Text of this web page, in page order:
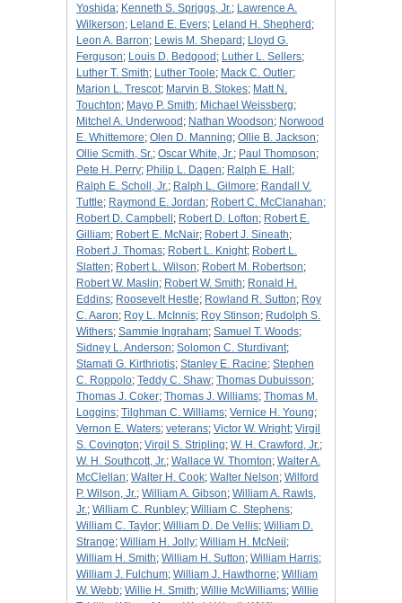
Yoshida; Kenneth S. Spriggs, Jr.; Lawrence A.
Wilkerson; Leland E. Evers; Leland H. Shepherd ;
Leon A. Barron; Lewis M. Shepard ; Lloyd G.
Ferguson; Louis D. Bedgood ; Luther L. Sellers;
Luther T. Smith; Luther Toole; Mack C. Outler;
Marion L. Trescot; Marvin B. Stokes; Matt N.
Touchton; Mayo P. Smith; Michael Weissberg;
Mitchel A. Underwood ; Nathan Woodson; Norwood
E. Whittemore; Olen D. Manning; Ollie B. Jackson;
Ollie Scmith, Sr.; Oscar White, Jr.; Paul Thompson;
Pete H. Perry; Philip L. Dagen; Ralph E. Hall ;
Ralph E. Scholl, Jr.; Ralph L. Gilmore; Randall V.
Tuttle; Raymond E. Jordan; Robert C. McClanahan;
Robert D. Campbell ; Robert D. Lofton; Robert E.
Gilliam; Robert E. McNair; Robert J. Sineath;
Robert J. Thomas; Robert L. Knight; Robert L.
Slatten; Robert L. Wilson; Robert M. Robertson;
Robert W. Maslin; Robert W. Smith; Ronald H.
Eddins; Roosevelt Hestle; Rowland R. Sutton; Roy
C. Aaron; Roy L. McInnis; Roy Stinson; Rudolph S.
Withers; Sammie Ingraham; Samuel T. Woods;
Sidney L. Anderson; Solomon C. Sturdivant;
Stamati G. Kirthriotis; Stanley E. Racine; Stephen
C. Roppolo; Teddy C. Shaw; Thomas Dubuisson;
Thomas J. Coker; Thomas J. Williams; Thomas M.
Loggins; Tilghman C. Williams; Vernice H. Young;
Vernon E. Waters; veterans; Victor W. Wright; Virgil
S. Covington; Virgil S. Stripling; W. H. Crawford, Jr.;
W. H. Southcott, Jr.; Wallace W. Thornton; Walter A.
McClellan; Walter H. Cook; Walter Nelson; Wilford
P. Wilson, Jr.; William A. Gibson; William A. Rawls,
Jr.; William C. Runbley; William C. Stephens;
William C. Taylor; William D. De Vellis; William D.
Strange; William H. Jolly; William H. McNeil ;
William H. Smith; William H. Sutton; William Harris;
William J. Fulchum; William J. Hawthorne; William
W. Webb; Willie H. Smith; Willie McWilliams; Willie